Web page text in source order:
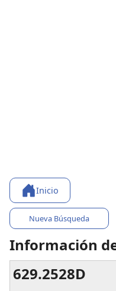
Inicio
Nueva Búsqueda
Información
629.2528D